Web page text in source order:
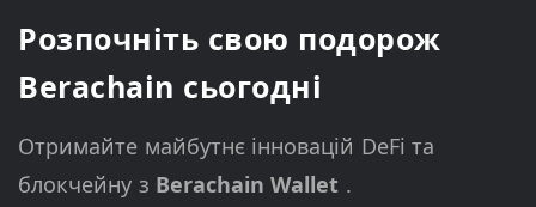
Розпочніть свою подорож
Berachain сьогодні
Отримайте майбутнє інновацій DeFi та
блокчейну з Berachain Wallet .